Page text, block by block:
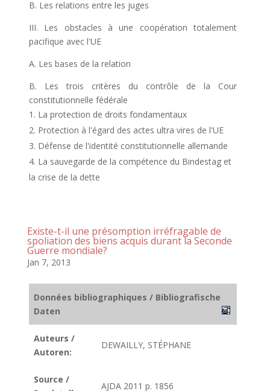
B. Les relations entre les juges
III. Les obstacles à une coopération totalement
pacifique avec l'UE
A. Les bases de la relation
B. Les trois critères du contrôle de la Cour
constitutionnelle fédérale
La protection de droits fondamentaux
Protection à l'égard des actes ultra vires de l'UE
Défense de l'identité constitutionnelle allemande
La sauvegarde de la compétence du Bindestag et
la crise de la dette
Existe-t-il une présomption irréfragable de
spoliation des biens acquis durant la Seconde
Guerre mondiale?
Jan 7, 2013
Données bibliographiques / Bibliografische
Daten
Auteurs /
Autoren:
DEWAILLY, STÉPHANE
Source /
AJDA 2011 p. 1856